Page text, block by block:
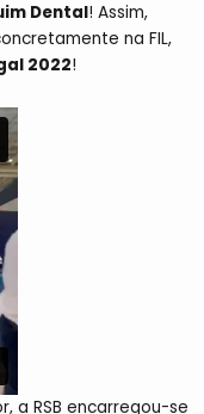
Dental! Assim,
na FIL,
2022!
a RSB encarregou-se